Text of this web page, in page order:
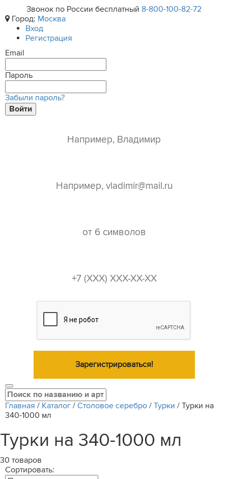
Звонок по России бесплатный 8-800-100-82-72
Город: Москва
Вход
Регистрация
Email
Пароль
Забыли пароль?
Войти
Зарегистрироваться!
Главная / Каталог / Столовое серебро / Турки / Турки на
340-1000 мл
Турки на 340-1000 мл
30 товаров
Сортировать: